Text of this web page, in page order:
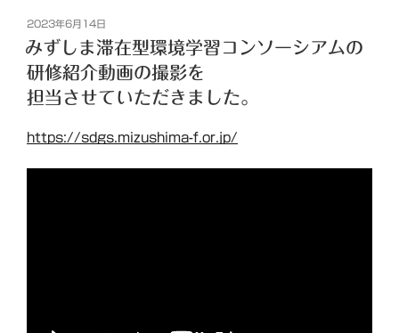
投
稿
日:
2023年6月14日
みずしま滞在型環境学習コンソーシアムの
研修紹介動画の撮影を
担当させていただきました。
https://sdgs.mizushima-f.or.jp/